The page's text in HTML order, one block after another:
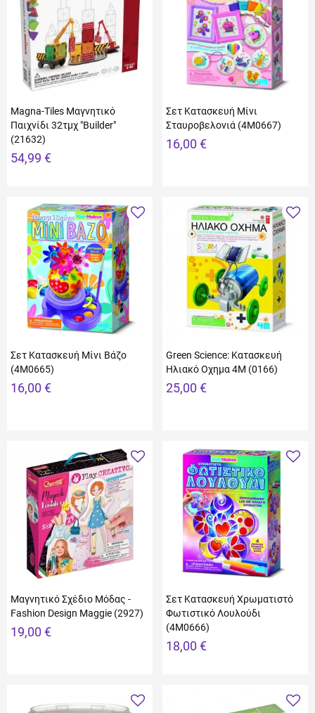
Magna-Tiles Μαγνητικό
Παιχνίδι 32τμχ "Builder"
(21632)
54,99 €
Σετ Κατασκευή Μίνι
Σταυροβελονιά (4M0667)
16,00 €
Σετ Κατασκευή Μίνι Βάζο
(4M0665)
16,00 €
Green Science: Κατασκευή
Ηλιακό Οχημα 4Μ (0166)
25,00 €
Μαγνητικό Σχέδιο Μόδας -
Fashion Design Maggie (2927)
19,00 €
Σετ Κατασκευή Χρωματιστό
Φωτιστικό Λουλούδι
(4M0666)
18,00 €